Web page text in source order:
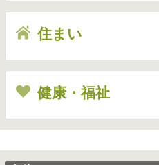
house
住まい
health
健康・福祉